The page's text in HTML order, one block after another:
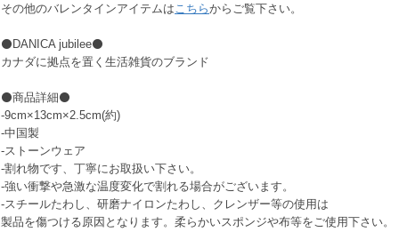
その他のバレンタインアイテムはこちらからご覧下さい。
⚫DANICA jubilee⚫
カナダに拠点を置く生活雑貨のブランド
⚫商品詳細⚫
-9cm×13cm×2.5cm(約)
-中国製
-ストーンウェア
-割れ物です、丁寧にお取扱い下さい。
-強い衝撃や急激な温度変化で割れる場合がございます。
-スチールたわし、研磨ナイロンたわし、クレンザー等の使用は
製品を傷つける原因となります。柔らかいスポンジや布等をご使用下さい。